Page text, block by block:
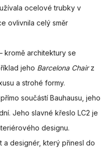
ocelové trubky v
ovlivnila celý směr
kromě architektury se
jeho Barcelona Chairz
a strohé formy.
součástí Bauhausu, jeho
Jeho slavné křeslo LC2 je
designu.
a designér, který přinesl do